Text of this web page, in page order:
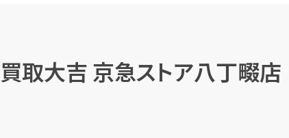
買取大吉 京急ストア八丁畷店